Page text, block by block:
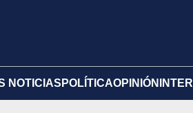
NOTICIAS POLÍTICAOPINIÓN